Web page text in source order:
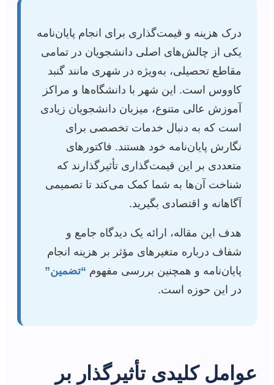
درک هزینه و قیمت‌گذاری برای انجام پایان‌نامه
یکی از چالش‌های اصلی دانشجویان در تمامی
مقاطع تحصیلی، به‌ویژه در شهری مانند گنبد
کاووس است. این شهر با دانشگاه‌ها و مراکز
آموزش عالی متنوع، میزبان دانشجویان زیادی
است که به دنبال خدمات تخصصی برای
نگارش پایان‌نامه خود هستند. فاکتورهای
متعددی بر این قیمت‌گذاری تأثیرگذارند که
شناخت آن‌ها به شما کمک می‌کند تا تصمیمی
آگاهانه و اقتصادی بگیرید.
هدف این مقاله، ارائه یک دیدگاه جامع و
شفاف درباره متغیرهای مؤثر بر هزینه انجام
پایان‌نامه و همچنین بررسی مفهوم “تضمین”
در این حوزه است.
عوامل کلیدی تأثیرگذار بر